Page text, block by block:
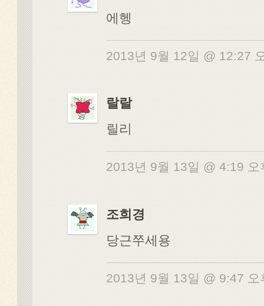
에헹
2013년 9월 12일 @ 12:27
랄랄
릴리
2013년 9월 13일 @ 4:19
조희경
당근쭈세용
2013년 9월 13일 @ 9:47